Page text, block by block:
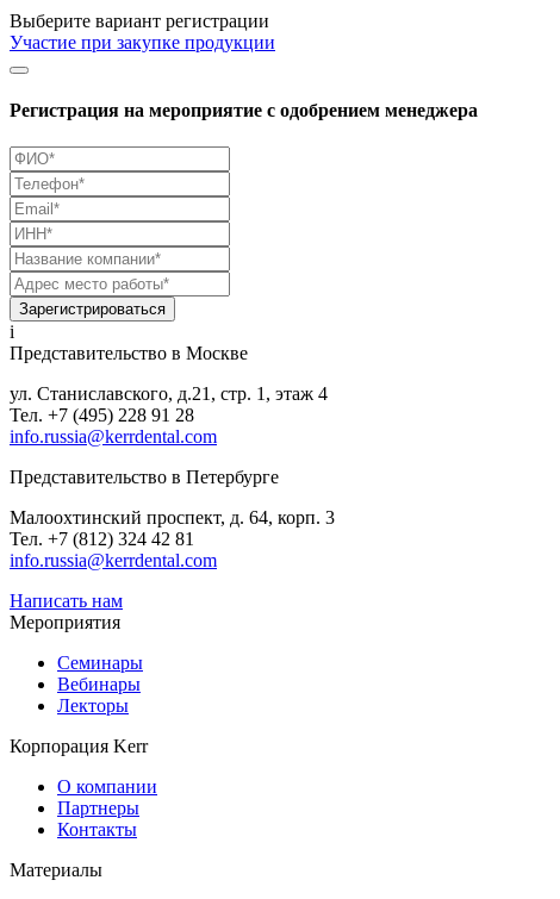
Выберите вариант регистрации
Участие при закупке продукции
Регистрация на мероприятие с одобрением менеджера
Зарегистрироваться
i
Представительство в Москве
ул. Станиславского, д.21, стр. 1, этаж 4
Тел. +7 (495) 228 91 28
info.russia@kerrdental.com
Представительство в Петербурге
Малоохтинский проспект, д. 64, корп. 3
Тел. +7 (812) 324 42 81
info.russia@kerrdental.com
Написать нам
Мероприятия
Семинары
Вебинары
Лекторы
Корпорация Kerr
О компании
Партнеры
Контакты
Материалы